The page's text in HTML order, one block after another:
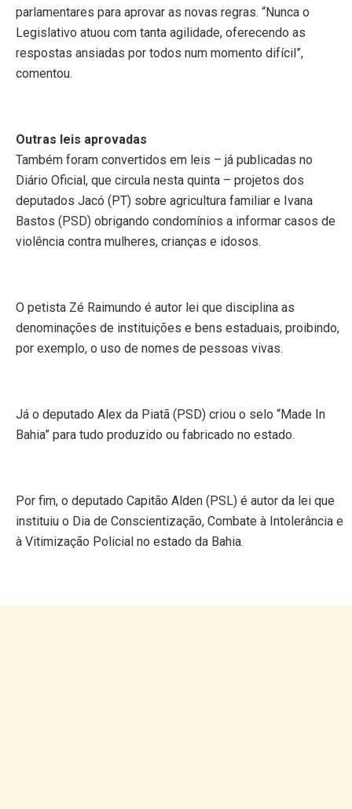
parlamentares para aprovar as novas regras. “Nunca o
Legislativo atuou com tanta agilidade, oferecendo as
respostas ansiadas por todos num momento difícil”,
comentou.
Outras leis aprovadas
Também foram convertidos em leis – já publicadas no
Diário Oficial, que circula nesta quinta – projetos dos
deputados Jacó (PT) sobre agricultura familiar e Ivana
Bastos (PSD) obrigando condomínios a informar casos de
violência contra mulheres, crianças e idosos.
O petista Zé Raimundo é autor lei que disciplina as
denominações de instituições e bens estaduais, proibindo,
por exemplo, o uso de nomes de pessoas vivas.
Já o deputado Alex da Piatã (PSD) criou o selo “Made In
Bahia” para tudo produzido ou fabricado no estado.
Por fim, o deputado Capitão Alden (PSL) é autor da lei que
instituiu o Dia de Conscientização, Combate à Intolerância e
à Vitimização Policial no estado da Bahia.